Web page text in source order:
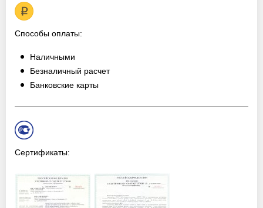
Способы оплаты:
Наличными
Безналичный расчет
Банковские карты
Сертификаты: